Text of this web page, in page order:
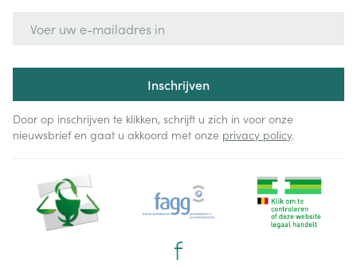
Inschrijven
Door op inschrijven te klikken, schrijft u zich in voor onze
nieuwsbrief en gaat u akkoord met onze privacy policy.